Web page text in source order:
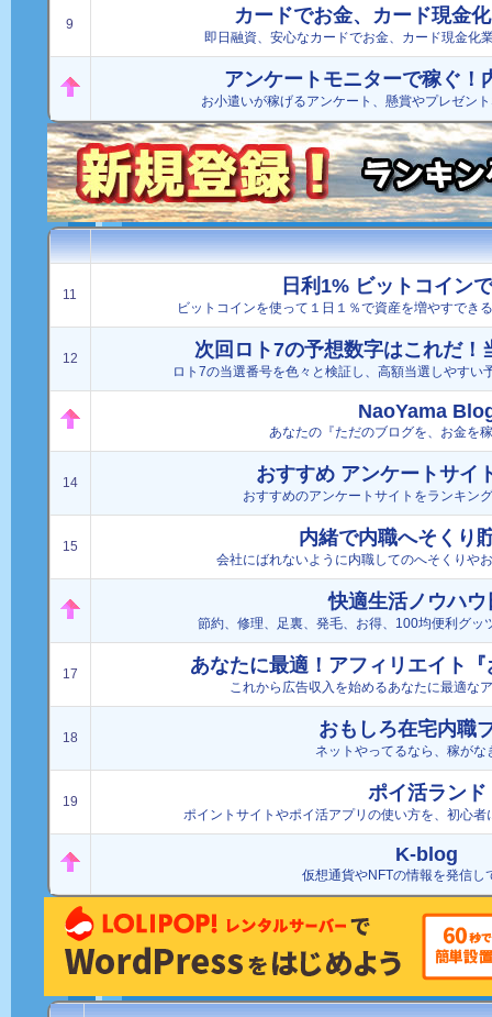
9 カードでお金、カード現金
即日融資、安心なカードでお金、カード現金化
アンケートモニターで稼ぐ！
お小遣いが稼げるアンケート、懸賞やプレゼン
11 日利1% ビットコイン
ビットコインを使って１日１％で資産を増やすでき
12 次回ロト7の予想数字はこれだ！
ロト7の当選番号を色々と検証し、高額当選しやすい
NaoYama
あなたの『ただのブログを、お金を
14 おすすめ アンケートサイ
おすすめのアンケートサイトをランキン
15 内緒で内職へそくり
会社にばれないように内職してのへそくりや
快適生活ノウハウ
節約、修理、足裏、発毛、お得、100均便利グッ
17 あなたに最適！アフィリエイト
これから広告収入を始めるあなたに最適な
18 おもしろ在宅内職
ネットやってるなら、稼がな
19 ポイ活ランド
ポイントサイトやポイ活アプリの使い方を、初心
K-blog
仮想通貨やNFTの情報を発信し